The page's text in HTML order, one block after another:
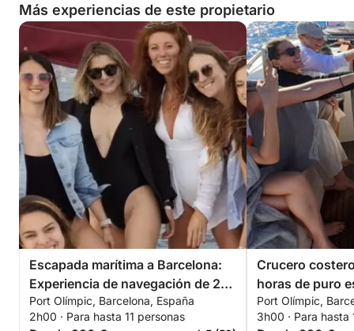
Más experiencias de este propietario
Escapada marítima a Barcelona:
Experiencia de navegación de 2
horas
Port Olímpic, Barcelona, España
2h00 · Para hasta 11 personas
Crucero
horas de puro
mediterráneo.
Port Olímpic,
3h00 · Para hasta